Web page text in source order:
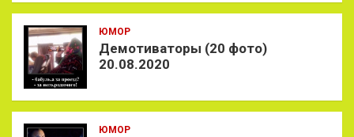
ЮМОР
Демотиваторы (20 фото)
20.08.2020
ЮМОР